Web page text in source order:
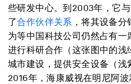
些研发中心。到2003年，它
了合作伙伴关系 ，将其设备
为等中国科技公司仍然占有一
进行科研合作（这张图中的浅
城市建设，提供安全设备（浅
2016年，海康威视在明尼阿